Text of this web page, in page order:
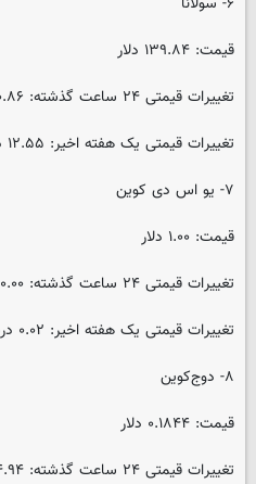
قیمت: ۱۳۹.۸۴ دلار
تغییرات قیمتی ۲۴ ساعت گذشته: ۰.۸۶ درصد افزایش
تغییرات قیمتی یک هفته اخیر: ۱۲.۵۵ درصد افزایش
۷- یو اس دی کوین
قیمت: ۱.۰۰ دلار
تغییرات قیمتی ۲۴ ساعت گذشته: ۰.۰۰ درصد کاهش
تغییرات قیمتی یک هفته اخیر: ۰.۰۲ درصد افزایش
۸- دوج‌کوین
قیمت: ۰.۱۸۴۴ دلار
تغییرات قیمتی ۲۴ ساعت گذشته: ۴.۹۴ درصد افزایش